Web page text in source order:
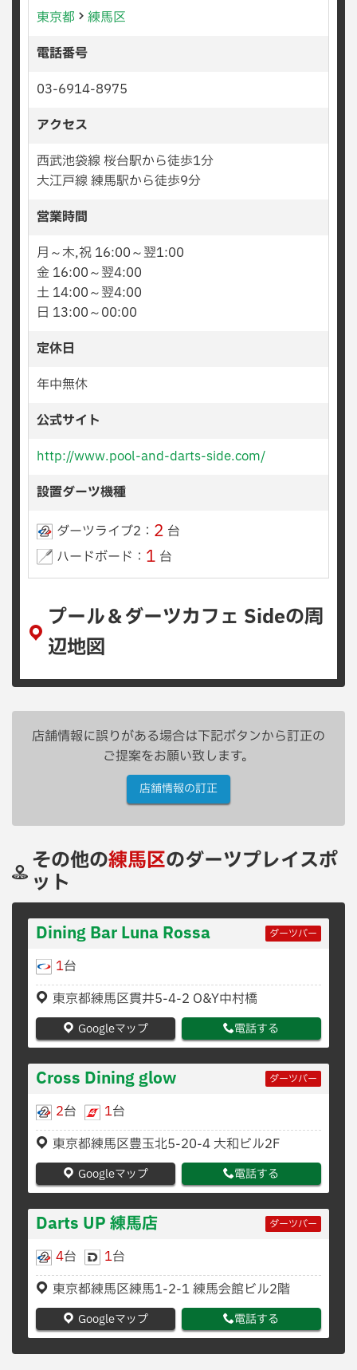
東京都
練馬区
電話番号
03-6914-8975
アクセス
西武池袋線 桜台駅から徒歩1分
大江戸線 練馬駅から徒歩9分
営業時間
月～木,祝 16:00～翌1:00
金 16:00～翌4:00
土 14:00～翌4:00
日 13:00～00:00
定休日
年中無休
公式サイト
http://www.pool-and-darts-side.com/
設置ダーツ機種
ダーツライブ2： 2 台
ハードボード： 1 台
プール＆ダーツカフェ Sideの周
辺地図
店舗情報に誤りがある場合は下記ボタンから訂正の
ご提案をお願い致します。
店舗情報の訂正
その他の練馬区のダーツプレイスポ
ット
Dining Bar Luna Rossa ダーツバー
1台
東京都練馬区貫井5-4-2 O&Y中村橋
Googleマップ 電話する
Cross Dining glow ダーツバー
2台 1台
東京都練馬区豊玉北5-20-4 大和ビル2F
Googleマップ 電話する
Darts UP 練馬店 ダーツバー
4台 1台
東京都練馬区練馬1-2-1 練馬会館ビル2階
Googleマップ 電話する